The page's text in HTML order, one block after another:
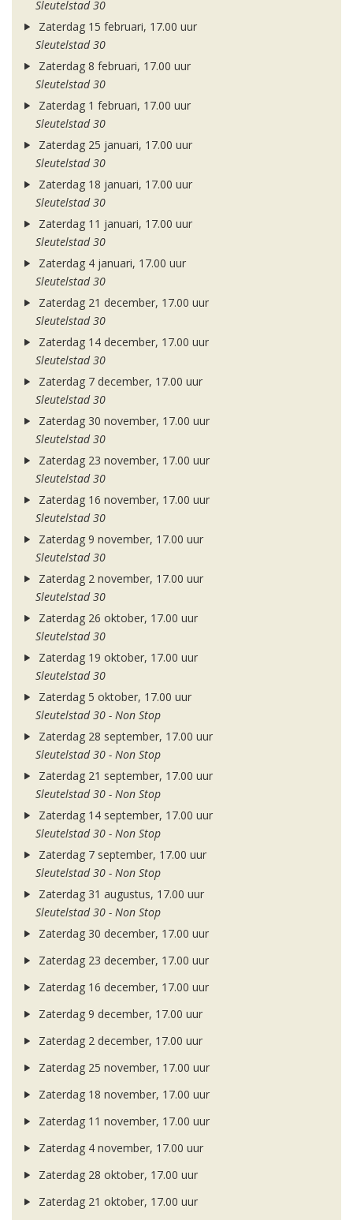
Sleutelstad 30
Zaterdag 15 februari, 17.00 uur
Sleutelstad 30
Zaterdag 8 februari, 17.00 uur
Sleutelstad 30
Zaterdag 1 februari, 17.00 uur
Sleutelstad 30
Zaterdag 25 januari, 17.00 uur
Sleutelstad 30
Zaterdag 18 januari, 17.00 uur
Sleutelstad 30
Zaterdag 11 januari, 17.00 uur
Sleutelstad 30
Zaterdag 4 januari, 17.00 uur
Sleutelstad 30
Zaterdag 21 december, 17.00 uur
Sleutelstad 30
Zaterdag 14 december, 17.00 uur
Sleutelstad 30
Zaterdag 7 december, 17.00 uur
Sleutelstad 30
Zaterdag 30 november, 17.00 uur
Sleutelstad 30
Zaterdag 23 november, 17.00 uur
Sleutelstad 30
Zaterdag 16 november, 17.00 uur
Sleutelstad 30
Zaterdag 9 november, 17.00 uur
Sleutelstad 30
Zaterdag 2 november, 17.00 uur
Sleutelstad 30
Zaterdag 26 oktober, 17.00 uur
Sleutelstad 30
Zaterdag 19 oktober, 17.00 uur
Sleutelstad 30
Zaterdag 5 oktober, 17.00 uur
Sleutelstad 30 - Non Stop
Zaterdag 28 september, 17.00 uur
Sleutelstad 30 - Non Stop
Zaterdag 21 september, 17.00 uur
Sleutelstad 30 - Non Stop
Zaterdag 14 september, 17.00 uur
Sleutelstad 30 - Non Stop
Zaterdag 7 september, 17.00 uur
Sleutelstad 30 - Non Stop
Zaterdag 31 augustus, 17.00 uur
Sleutelstad 30 - Non Stop
Zaterdag 30 december, 17.00 uur
Zaterdag 23 december, 17.00 uur
Zaterdag 16 december, 17.00 uur
Zaterdag 9 december, 17.00 uur
Zaterdag 2 december, 17.00 uur
Zaterdag 25 november, 17.00 uur
Zaterdag 18 november, 17.00 uur
Zaterdag 11 november, 17.00 uur
Zaterdag 4 november, 17.00 uur
Zaterdag 28 oktober, 17.00 uur
Zaterdag 21 oktober, 17.00 uur